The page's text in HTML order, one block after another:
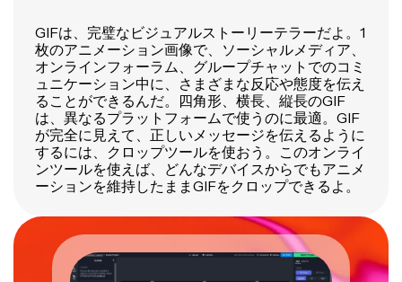
GIFは、完璧なビジュアルストーリーテラーだよ。1
枚のアニメーション画像で、ソーシャルメディア、
オンラインフォーラム、グループチャットでのコミ
ュニケーション中に、さまざまな反応や態度を伝え
ることができるんだ。四角形、横長、縦長のGIF
は、異なるプラットフォームで使うのに最適。GIF
が完全に見えて、正しいメッセージを伝えるように
するには、クロップツールを使おう。このオンライ
ンツールを使えば、どんなデバイスからでもアニメ
ーションを維持したままGIFをクロップできるよ。